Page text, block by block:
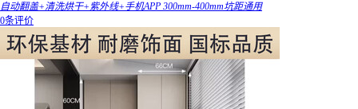
自动翻盖+清洗烘干+紫外线+手机APP 300mm-400mm坑距通用
0条评价